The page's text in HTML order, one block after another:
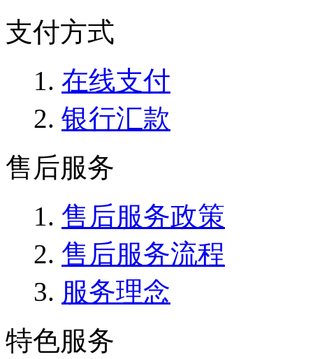
支付方式
在线支付
银行汇款
售后服务
售后服务政策
售后服务流程
服务理念
特色服务